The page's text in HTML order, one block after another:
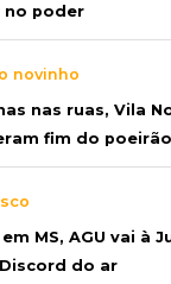
no poder
novinho
nas ruas, Vila
fim do
MS, AGU vai à
do ar